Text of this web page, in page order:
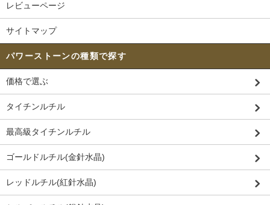
レビューページ
サイトマップ
パワーストーンの種類で探す
価格で選ぶ
タイチンルチル
最高級タイチンルチル
ゴールドルチル(金針水晶)
レッドルチル(紅針水晶)